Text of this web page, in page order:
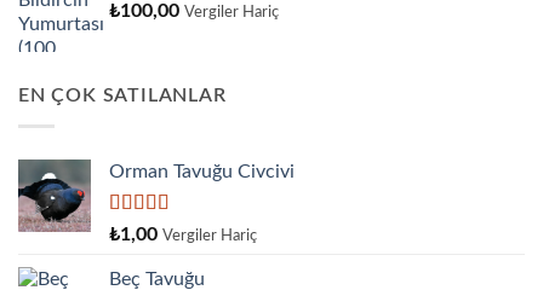
₺100,00 Vergiler Hariç
EN ÇOK SATILANLAR
Orman Tavuğu Civcivi
5 üzerinden
₺1,00 Vergiler Hariç
Beç Tavuğu